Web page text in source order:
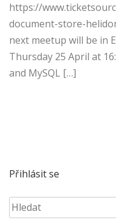
https://
document-store-
next meetup will be in
Thursday 25 April at
and MySQL […]
Přihlásit se
Hledat